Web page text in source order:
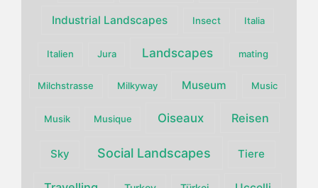
Industrial Landscapes Insect Italia
Italien Jura Landscapes mating
Milchstrasse Milkyway Museum Music
Musik Musique Oiseaux Reisen
Sky Social Landscapes Tiere